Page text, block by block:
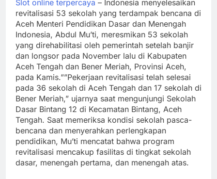
Slot online terpercaya – Indonesia menyelesaikan
revitalisasi 53 sekolah yang terdampak bencana di
Aceh Menteri Pendidikan Dasar dan Menengah
Indonesia, Abdul Mu’ti, meresmikan 53 sekolah
yang direhabilitasi oleh pemerintah setelah banjir
dan longsor pada November lalu di Kabupaten
Aceh Tengah dan Bener Meriah, Provinsi Aceh,
pada Kamis.””Pekerjaan revitalisasi telah selesai
pada 36 sekolah di Aceh Tengah dan 17 sekolah di
Bener Meriah,” ujarnya saat mengunjungi Sekolah
Dasar Bintang 12 di Kecamatan Bintang, Aceh
Tengah. Saat memeriksa kondisi sekolah pasca-
bencana dan menyerahkan perlengkapan
pendidikan, Mu’ti mencatat bahwa program
revitalisasi mencakup fasilitas di tingkat sekolah
dasar, menengah pertama, dan menengah atas.